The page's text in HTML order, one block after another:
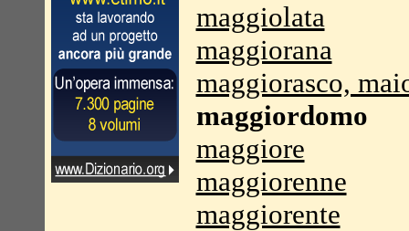
maggiolata
maggiorana
maggiorasco,
maggiordomo
maggiore
maggiorenne
maggiorente